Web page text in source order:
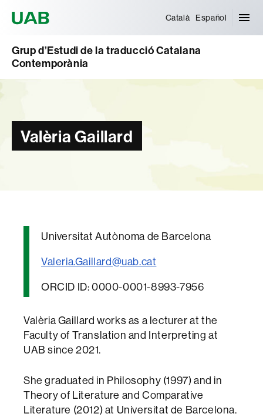
Català Español
Grup d’Estudi de la traducció Catalana
Contemporània
Valèria Gaillard
Universitat Autònoma de Barcelona
Valeria.Gaillard@uab.cat
ORCID ID: 0000-0001-8993-7956
Valèria Gaillard works as a lecturer at the
Faculty of Translation and Interpreting at
UAB since 2021.
She graduated in Philosophy (1997) and in
Theory of Literature and Comparative
Literature (2012) at Universitat de Barcelona.